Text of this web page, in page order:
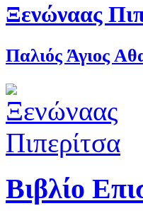
Ξενώναας
Παλιός Άγιος
Βιβλίο